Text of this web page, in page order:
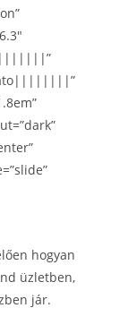
hogyan
üzletben,
jár.